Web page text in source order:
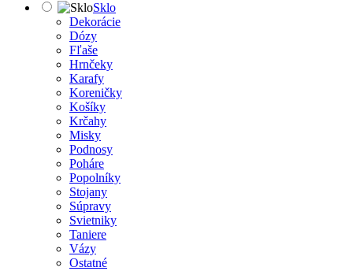
Sklo
Dekorácie
Dózy
Fľaše
Hrnčeky
Karafy
Koreničky
Košíky
Krčahy
Misky
Podnosy
Poháre
Popolníky
Stojany
Súpravy
Svietniky
Taniere
Vázy
Ostatné